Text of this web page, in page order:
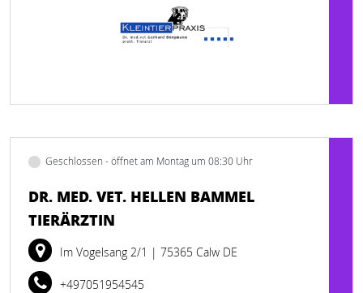
Geschlossen - öffnet am Montag um 08:30 Uhr
DR. MED. VET. HELLEN BAMMEL
TIERÄRZTIN
Im Vogelsang 2/1 | 75365 Calw DE
+497051954545